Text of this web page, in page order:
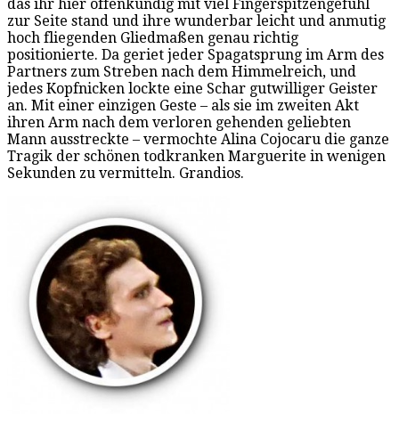
das ihr hier offenkundig mit viel Fingerspitzengefühl
zur Seite stand und ihre wunderbar leicht und anmutig
hoch fliegenden Gliedmaßen genau richtig
positionierte. Da geriet jeder Spagatsprung im Arm des
Partners zum Streben nach dem Himmelreich, und
jedes Kopfnicken lockte eine Schar gutwilliger Geister
an. Mit einer einzigen Geste – als sie im zweiten Akt
ihren Arm nach dem verloren gehenden geliebten
Mann ausstreckte – vermochte Alina Cojocaru die ganze
Tragik der schönen todkranken Marguerite in wenigen
Sekunden zu vermitteln. Grandios.